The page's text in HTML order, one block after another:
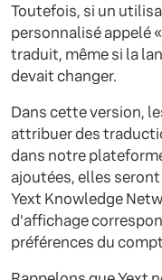
Toutefois, si un
personnalisé appelé
traduit, même si la
devait changer.
Dans cette version,
attribuer des
dans notre
ajoutées, elles
Yext Knowledge
d'affichage
préférences du